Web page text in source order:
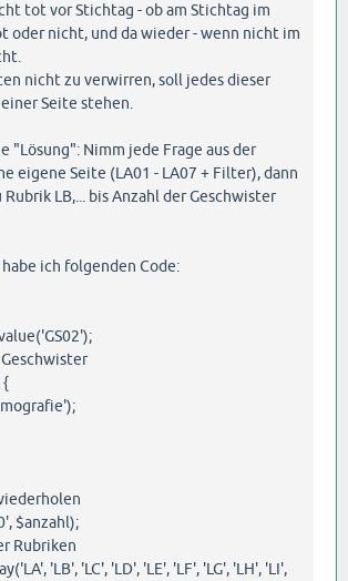
tot vor Stichtag - ob am Stichtag im
oder nicht, und da wieder - wenn nicht im
nicht zu verwirren, soll jedes dieser
Seite stehen.
"Lösung": Nimm jede Frage aus der
eigene Seite (LA01 - LA07 + Filter), dann
LB,... bis Anzahl der Geschwister
ich folgenden Code:
{
$anzahl);
Rubriken
'LB', 'LC', 'LD', 'LE', 'LF', 'LG', 'LH', 'LI',